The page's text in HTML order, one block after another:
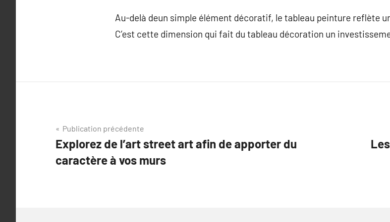
Au-delà deun simple élément décoratif, le tableau peinture reflète
C’est cette dimension qui fait du tableau décoration un
Navigation
de
l’article
Publication précédente
Explorez de l’art street art afin de apporter du
caractère à vos murs